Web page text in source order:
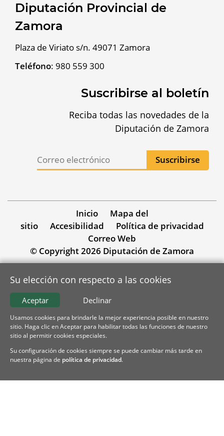
Diputación Provincial de
Zamora
Plaza de Viriato s/n. 49071 Zamora
Teléfono: 980 559 300
Suscribirse al boletín
Reciba todas las novedades de la
Diputación de Zamora
Inicio
Mapa del
sitio
Accesibilidad
Política de privacidad
Correo Web
© Copyright 2026 Diputación de Zamora
Su elección con respecto a las cookies
Declinar
Aceptar
Usamos cookies para brindarle la mejor experiencia posible en nuestro
sitio. Haga clic en Aceptar para habilitar todas las funciones de nuestro
sitio al permitir cookies especiales.
Su configuración de cookies siempre se puede cambiar más tarde en
nuestra página de política de privacidad.